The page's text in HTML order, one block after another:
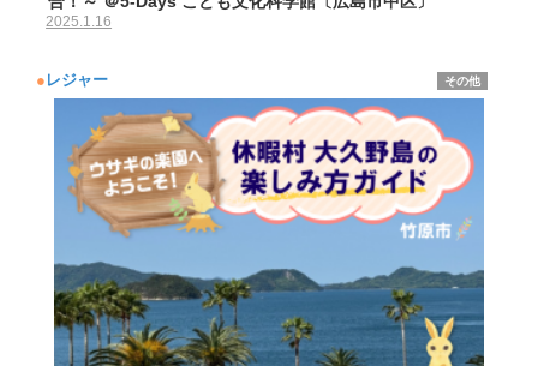
2025.1.16
● レジャー その他